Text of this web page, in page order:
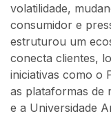
volatilidade,
consumidor e
estruturou um
conecta clientes,
iniciativas como o
as plataformas de
e a Universidade